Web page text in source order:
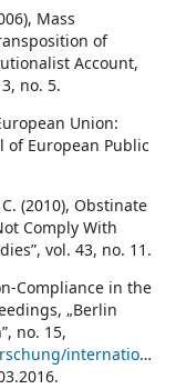
Mass
of
Account,
no. 5.
Union:
of European Public
(2010), Obstinate
Comply With
vol. 43, no. 11.
Compliance in the
„Berlin
no. 15,
international/